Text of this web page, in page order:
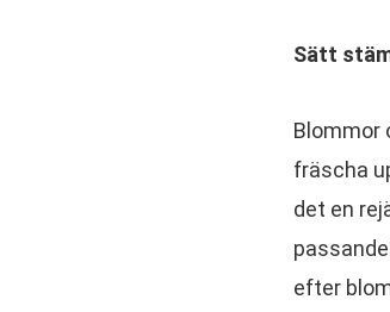
Sätt
Blommor
fräscha
det en
efter